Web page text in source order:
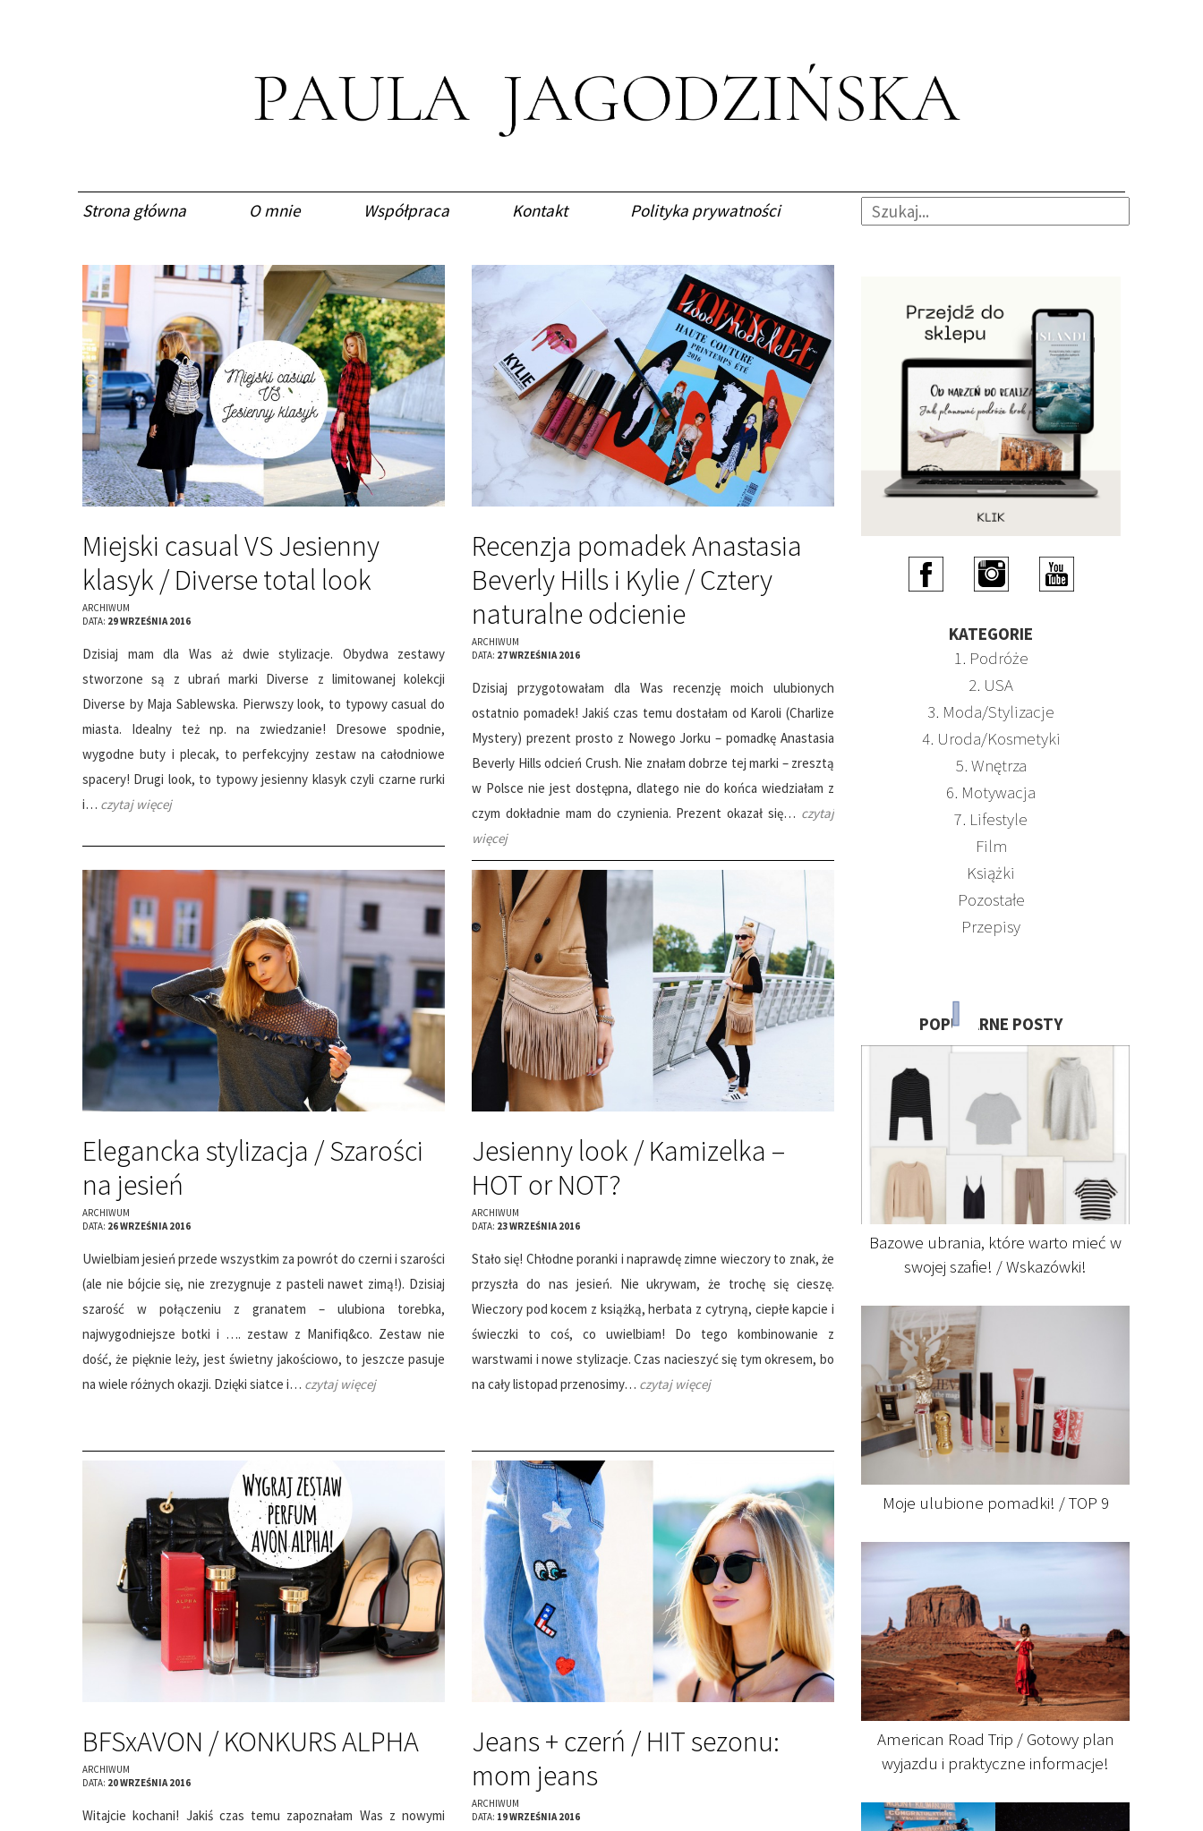
Strona główna O mnie Współpraca Kontakt Polityka prywatności
Miejski casual VS Jesienny
klasyk / Diverse total look
ARCHIWUM
DATA: 29 WRZEŚNIA 2016
Dzisiaj mam dla Was aż dwie stylizacje. Obydwa zestawy
stworzone są z ubrań marki Diverse z limitowanej kolekcji
Diverse by Maja Sablewska. Pierwszy look, to typowy casual do
miasta. Idealny też np. na zwiedzanie! Dresowe spodnie,
wygodne buty i plecak, to perfekcyjny zestaw na całodniowe
spacery! Drugi look, to typowy jesienny klasyk czyli czarne rurki
i… czytaj więcej
Recenzja pomadek Anastasia
Beverly Hills i Kylie / Cztery
naturalne odcienie
ARCHIWUM
DATA: 27 WRZEŚNIA 2016
Dzisiaj przygotowałam dla Was recenzję moich ulubionych
ostatnio pomadek! Jakiś czas temu dostałam od Karoli (Charlize
Mystery) prezent prosto z Nowego Jorku – pomadkę Anastasia
Beverly Hills odcień Crush. Nie znałam dobrze tej marki – zresztą
w Polsce nie jest dostępna, dlatego nie do końca wiedziałam z
czym dokładnie mam do czynienia. Prezent okazał się… czytaj
więcej
Elegancka stylizacja / Szarości
na jesień
ARCHIWUM
DATA: 26 WRZEŚNIA 2016
Uwielbiam jesień przede wszystkim za powrót do czerni i szarości
(ale nie bójcie się, nie zrezygnuje z pasteli nawet zimą!). Dzisiaj
szarość w połączeniu z granatem – ulubiona torebka,
najwygodniejsze botki i …. zestaw z Manifiq&co. Zestaw nie
dość, że pięknie leży, jest świetny jakościowo, to jeszcze pasuje
na wiele różnych okazji. Dzięki siatce i… czytaj więcej
Jesienny look / Kamizelka –
HOT or NOT?
ARCHIWUM
DATA: 23 WRZEŚNIA 2016
Stało się! Chłodne poranki i naprawdę zimne wieczory to znak, że
przyszła do nas jesień. Nie ukrywam, że trochę się cieszę.
Wieczory pod kocem z książką, herbata z cytryną, ciepłe kapcie i
świeczki to coś, co uwielbiam! Do tego kombinowanie z
warstwami i nowe stylizacje. Czas nacieszyć się tym okresem, bo
na cały listopad przenosimy… czytaj więcej
BFSxAVON / KONKURS ALPHA
ARCHIWUM
DATA: 20 WRZEŚNIA 2016
Witajcie kochani! Jakiś czas temu zapoznałam Was z nowymi
Jeans + czerń / HIT sezonu:
mom jeans
ARCHIWUM
DATA: 19 WRZEŚNIA 2016
KATEGORIE
1. Podróże
2. USA
3. Moda/Stylizacje
4. Uroda/Kosmetyki
5. Wnętrza
6. Motywacja
7. Lifestyle
Film
Książki
Pozostałe
Przepisy
POPULARNE POSTY
Bazowe ubrania, które warto mieć w
swojej szafie! / Wskazówki!
Moje ulubione pomadki! / TOP 9
American Road Trip / Gotowy plan
wyjazdu i praktyczne informacje!